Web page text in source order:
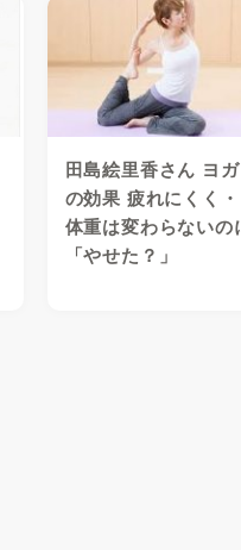
田島絵里香さん ヨガ
の効果 疲れにくく・
体重は変わらないの
「やせた？」